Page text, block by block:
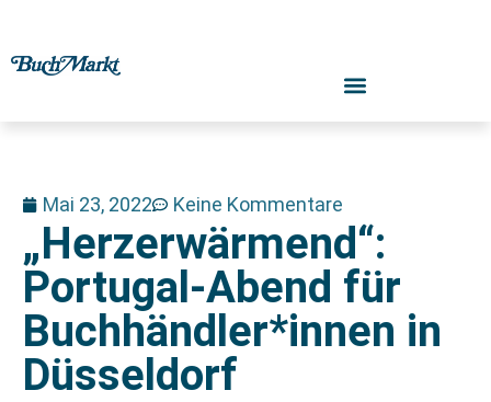
Mai 23, 2022 Keine Kommentare
„Herzerwärmend“:
Portugal-Abend für
Buchhändler*innen in
Düsseldorf